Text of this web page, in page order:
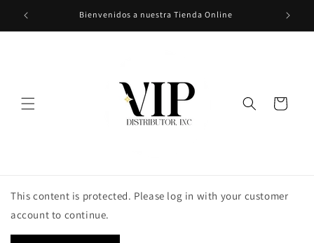
directamente
al contenido
Bienvenidos a nuestra Tienda Online
Carrito
This content is protected. Please log in with your customer
account to continue.